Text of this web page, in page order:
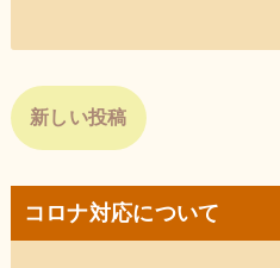
新しい投稿
コロナ対応について